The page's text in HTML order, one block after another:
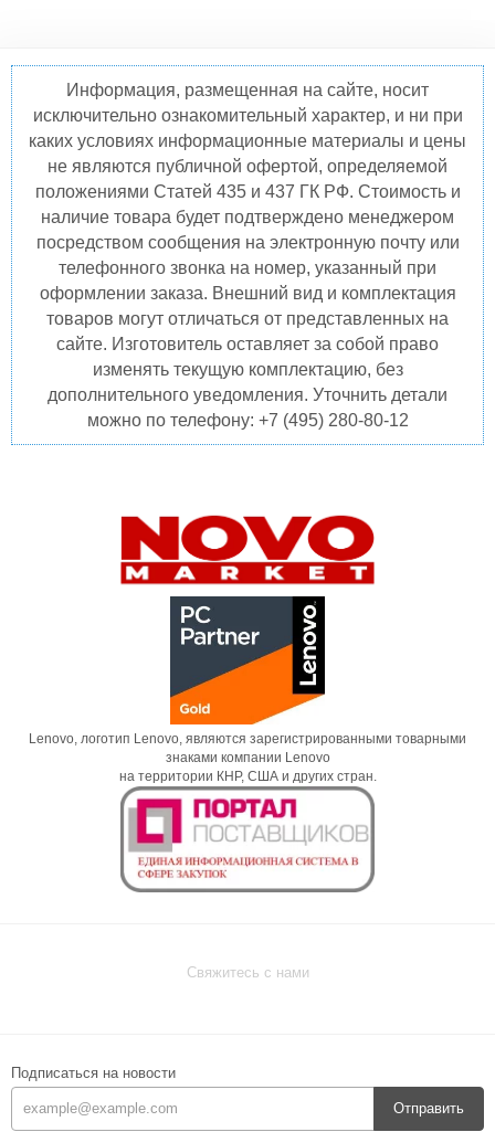
Информация, размещенная на сайте, носит
исключительно ознакомительный характер, и ни при
каких условиях информационные материалы и цены
не являются публичной офертой, определяемой
положениями Статей 435 и 437 ГК РФ. Стоимость и
наличие товара будет подтверждено менеджером
посредством сообщения на электронную почту или
телефонного звонка на номер, указанный при
оформлении заказа. Внешний вид и комплектация
товаров могут отличаться от представленных на
сайте. Изготовитель оставляет за собой право
изменять текущую комплектацию, без
дополнительного уведомления. Уточнить детали
можно по телефону: +7 (495) 280-80-12
Lenovo, логотип Lenovo, являются зарегистрированными товарными
знаками компании Lenovo
на территории КНР, США и других стран.
Свяжитесь с нами
Подписаться на новости
Отправить